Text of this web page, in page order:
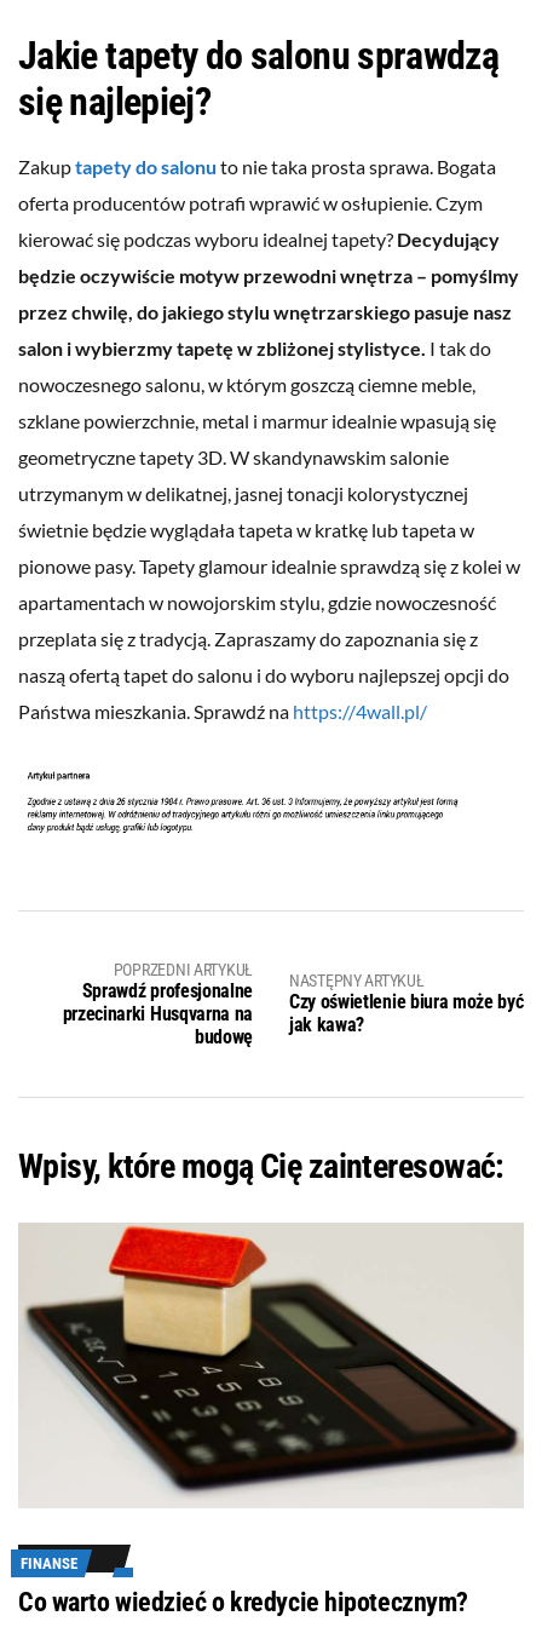
Jakie tapety do salonu sprawdzą
się najlepiej?
Zakuptapety do salonu to nie taka prosta sprawa. Bogata
oferta producentów potrafi wprawić w osłupienie. Czym
kierować się podczas wyboru idealnej tapety? Decydujący
będzie oczywiście motyw przewodni wnętrza – pomyślmy
przez chwilę, do jakiego stylu wnętrzarskiego pasuje nasz
salon i wybierzmy tapetę w zbliżonej stylistyce. I tak do
nowoczesnego salonu, w którym goszczą ciemne meble,
szklane powierzchnie, metal i marmur idealnie wpasują się
geometryczne tapety 3D. W skandynawskim salonie
utrzymanym w delikatnej, jasnej tonacji kolorystycznej
świetnie będzie wyglądała tapeta w kratkę lub tapeta w
pionowe pasy. Tapety glamour idealnie sprawdzą się z kolei w
apartamentach w nowojorskim stylu, gdzie nowoczesność
przeplata się z tradycją. Zapraszamy do zapoznania się z
naszą ofertą tapet do salonu i do wyboru najlepszej opcji do
Państwa mieszkania. Sprawdź na https://4wall.pl/
POPRZEDNI ARTYKUŁ
Sprawdź profesjonalne
przecinarki Husqvarna na
budowę
NASTĘPNY ARTYKUŁ
Czy oświetlenie biura może być
jak kawa?
Wpisy, które mogą Cię zainteresować:
FINANSE
Co warto wiedzieć o kredycie hipotecznym?